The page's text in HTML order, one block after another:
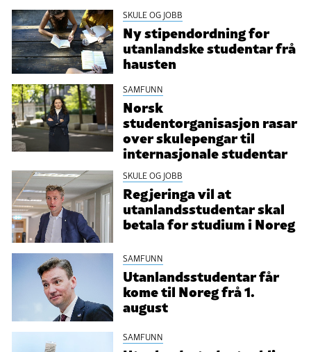
SKULE OG JOBB
Ny stipendordning for
utanlandske studentar frå
hausten
SAMFUNN
Norsk
studentorganisasjon rasar
over skulepengar til
internasjonale studentar
SKULE OG JOBB
Regjeringa vil at
utanlandsstudentar skal
betala for studium i Noreg
SAMFUNN
Utanlandsstudentar får
kome til Noreg frå 1.
august
SAMFUNN